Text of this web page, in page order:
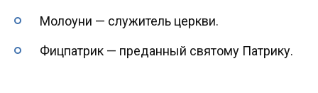
Молоуни — служитель церкви.
Фицпатрик — преданный святому Патрику.